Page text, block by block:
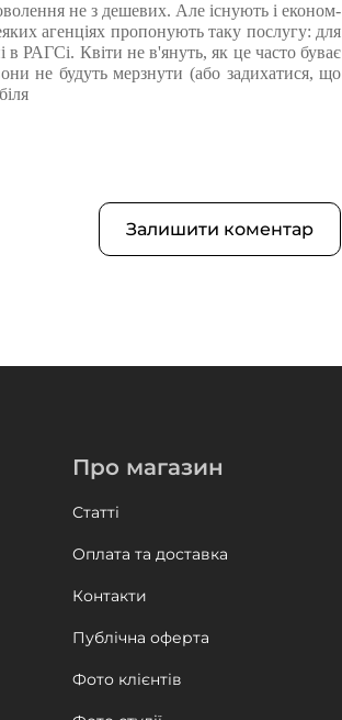
не з дешевих. Але існують і економ-
агенціях пропонують таку послугу: для
в РАГСі. Квіти не в'януть, як це часто буває
не будуть мерзнути (або задихатися, що
Залишити коментар
Про магазин
Статті
Оплата та доставка
Контакти
Публічна оферта
Фото клієнтів